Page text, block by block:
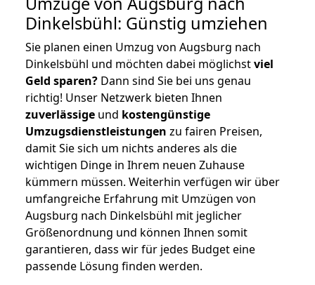
Dinkelsbühl: Günstig umziehen
Sie planen einen Umzug von Augsburg nach
Dinkelsbühl und möchten dabei möglichstviel
Geld sparen? Dann sind Sie bei uns genau
richtig! Unser Netzwerk bieten Ihnen
zuverlässige und kostengünstige
Umzugsdienstleistungen zu fairen Preisen,
damit Sie sich um nichts anderes als die
wichtigen Dinge in Ihrem neuen Zuhause
kümmern müssen. Weiterhin verfügen wir über
umfangreiche Erfahrung mit Umzügen von
Augsburg nach Dinkelsbühl mit jeglicher
Größenordnung und können Ihnen somit
garantieren, dass wir für jedes Budget eine
passende Lösung finden werden.